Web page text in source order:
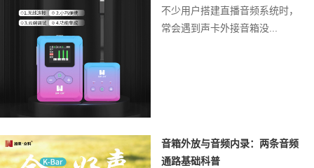
不少用户搭建直播音频系统时，
常会遇到声卡外接音箱没...
音箱外放与音频内录：两条音频
通路基础科普